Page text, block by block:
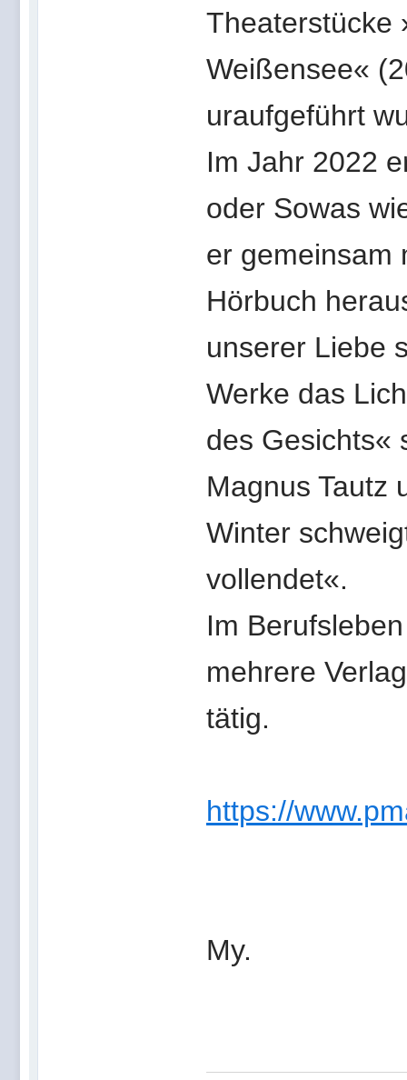
Theaterstücke
Weißensee«
uraufgeführt
Im Jahr 2022
oder Sowas
er gemeinsam
Hörbuch
unserer Liebe
Werke das
des Gesichts«
Magnus Tautz
Winter
vollendet«.
Im
mehrere
tätig.
https://
My.